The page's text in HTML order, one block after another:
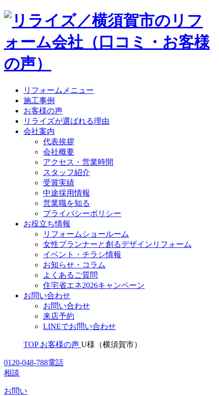
リフォームメニュー
施工事例
お客様の声
リライズが選ばれる理由
会社案内
代表挨拶
会社概要
アクセス・営業時間
スタッフ紹介
受賞実績
中途採用情報
営業職を知る
プライバシーポリシー
お役立ち情報
リフォームショールーム
女性プランナーと創るデザインリフォーム
イベント・チラシ情報
お知らせ・コラム
よくあるご質問
住宅省エネ2026キャンペーン
お問い合わせ
お問い合わせ
来店予約
LINEでお問い合わせ
TOP お客様の声 U様（横須賀市）
0120-048-788電話
相談
お問い